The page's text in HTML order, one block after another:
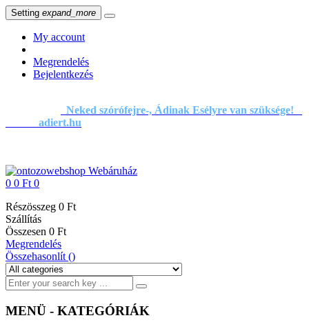
Setting expand_more
My account
Megrendelés
Bejelentkezés
Neked szórófejre-, Ádinak Esélyre van szüksége!
adiert.hu
0 0 Ft 0
Részösszeg 0 Ft
Szállítás
Összesen 0 Ft
Megrendelés
Összehasonlít ()
MENÜ - KATEGÓRIÁK